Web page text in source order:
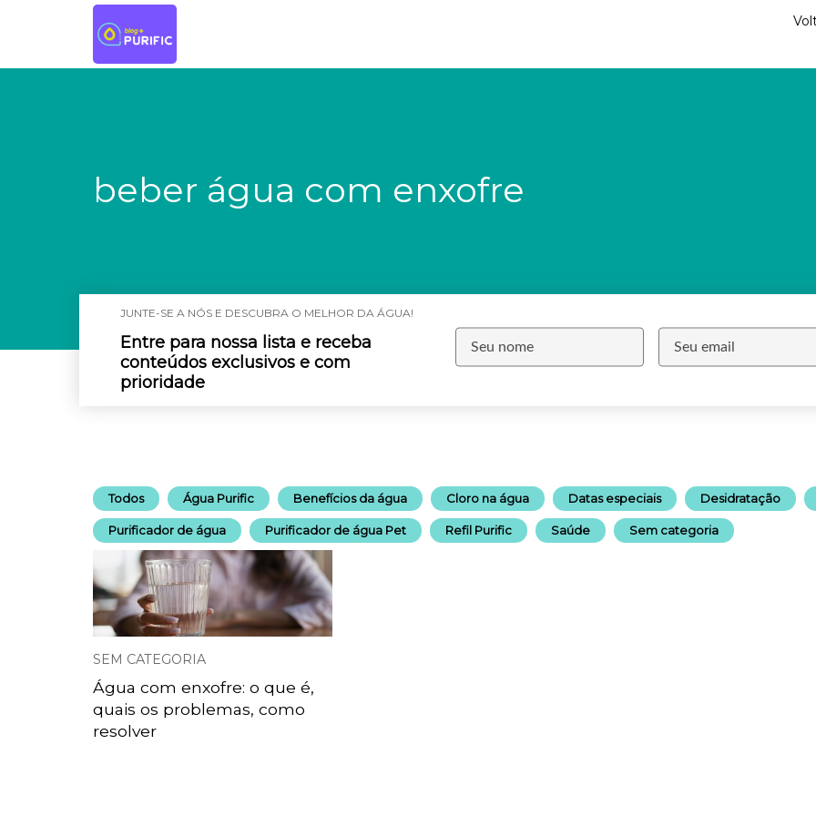
beber água com enxofre
JUNTE-SE A NÓS E DESCUBRA O MELHOR DA ÁGUA!
Entre para nossa lista e receba
conteúdos exclusivos e com
prioridade
Todos Água Purific Benefícios da água Cloro na água Datas especiais Desidratação
Purificador de água Purificador de água Pet Refil Purific Saúde Sem categoria
SEM CATEGORIA
Água com enxofre: o que é,
quais os problemas, como
resolver